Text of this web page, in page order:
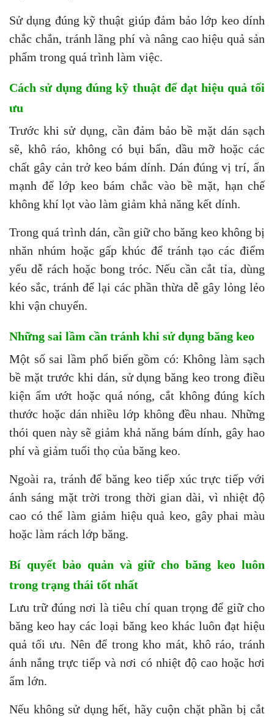
Sử dụng đúng kỹ thuật giúp đảm bảo lớp keo dính
chắc chắn, tránh lãng phí và nâng cao hiệu quả sản
phẩm trong quá trình làm việc.
Cách sử dụng đúng kỹ thuật để đạt hiệu quả tối
ưu
Trước khi sử dụng, cần đảm bảo bề mặt dán sạch
sẽ, khô ráo, không có bụi bẩn, dầu mỡ hoặc các
chất gây cản trở keo bám dính. Dán đúng vị trí, ấn
mạnh để lớp keo bám chắc vào bề mặt, hạn chế
không khí lọt vào làm giảm khả năng kết dính.
Trong quá trình dán, cần giữ cho băng keo không bị
nhăn nhúm hoặc gấp khúc để tránh tạo các điểm
yếu dễ rách hoặc bong tróc. Nếu cần cắt tỉa, dùng
kéo sắc, tránh để lại các phần thừa dễ gây lỏng lẻo
khi vận chuyển.
Những sai lầm cần tránh khi sử dụng băng keo
Một số sai lầm phổ biến gồm có: Không làm sạch
bề mặt trước khi dán, sử dụng băng keo trong điều
kiện ẩm ướt hoặc quá nóng, cắt không đúng kích
thước hoặc dán nhiều lớp không đều nhau. Những
thói quen này sẽ giảm khả năng bám dính, gây hao
phí và giảm tuổi thọ của băng keo.
Ngoài ra, tránh để băng keo tiếp xúc trực tiếp với
ánh sáng mặt trời trong thời gian dài, vì nhiệt độ
cao có thể làm giảm hiệu quả keo, gây phai màu
hoặc làm rách lớp băng.
Bí quyết bảo quản và giữ cho băng keo luôn
trong trạng thái tốt nhất
Lưu trữ đúng nơi là tiêu chí quan trọng để giữ cho
băng keo hay các loại băng keo khác luôn đạt hiệu
quả tối ưu. Nên để trong kho mát, khô ráo, tránh
ánh nắng trực tiếp và nơi có nhiệt độ cao hoặc hơi
ẩm lớn.
Nếu không sử dụng hết, hãy cuộn chặt phần bị cắt